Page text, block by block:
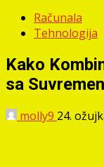
Računala
Tehnologija
Kako
sa
molly9 24.